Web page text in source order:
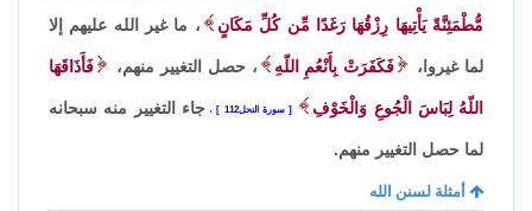
مُّطْمَئِنَّةً يَأْتِيهَا رِزْقُهَا رَغَدًا مِّن كُلِّ مَكَانٍ ، ما غير الله عليهم إلا
لما غيروا، فَكَفَرَتْ بِأَنْعُمِ اللّهِ ، حصل التغيير منهم، فَأَذَاقَهَا
اللّهُ لِبَاسَ الْجُوعِ وَالْخَوْفِ سورة النحل112 ،جاء التغيير منه سبحانه
لما حصل التغيير منهم.
أمثلة لسنن الله